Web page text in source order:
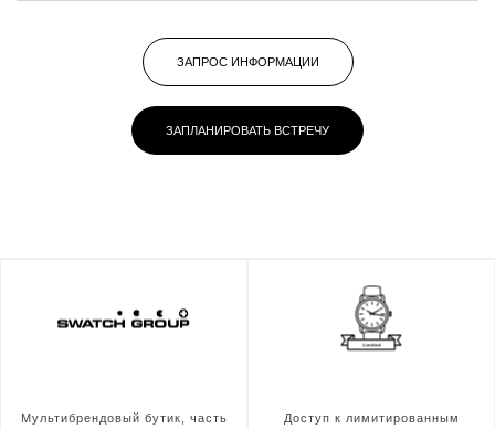
ЗАПРОС ИНФОРМАЦИИ
ЗАПЛАНИРОВАТЬ ВСТРЕЧУ
Мультибрендовый бутик, часть
Доступ к лимитированным